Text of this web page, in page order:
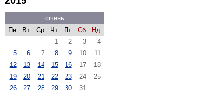
січень
Пн
Вт Ср Чт Пт Сб
Нд
1
2 3
4
5
6 7 8 9 10
11
12
13 14 15 16 17
18
19
20 21 22 23 24
25
26
27 28 29 30 31